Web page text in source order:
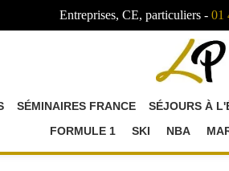
Entreprises, CE, particuliers - 01
SÉMINAIRES FRANCE SÉJOURS À
FORMULE 1
SKI NBA